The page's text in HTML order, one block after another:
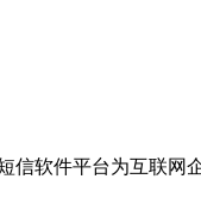
软件平台为互联